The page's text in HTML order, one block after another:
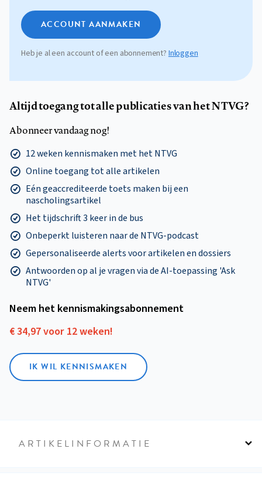
ACCOUNT AANMAKEN
Heb je al een account of een abonnement? Inloggen
Altijd toegang tot alle publicaties van het NTVG?
Abonneer vandaag nog!
12 weken kennismaken met het NTVG
Online toegang tot alle artikelen
Eén geaccrediteerde toets maken bij een
nascholingsartikel
Het tijdschrift 3 keer in de bus
Onbeperkt luisteren naar de NTVG-podcast
Gepersonaliseerde alerts voor artikelen en dossiers
Antwoorden op al je vragen via de AI-toepassing 'Ask
NTVG'
Neem het kennismakings­abonnement
€ 34,97 voor 12 weken!
IK WIL KENNISMAKEN
ARTIKELINFORMATIE